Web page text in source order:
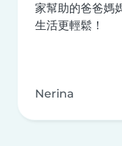
家幫助的爸爸媽
生活更輕鬆！
Nerina